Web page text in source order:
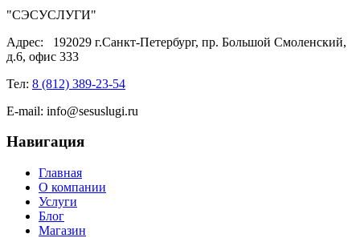
"СЭСУСЛУГИ"
Адрес:
192029 г.Санкт-Петербург, пр. Большой Смоленский,
д.6, офис 333
Тел: 8 (812) 389-23-54
E-mail: info@sesuslugi.ru
Навигация
Главная
О компании
Услуги
Блог
Магазин